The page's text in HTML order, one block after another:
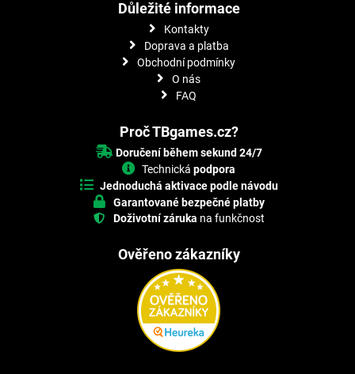
Důležité informace
Kontakty
Doprava a platba
Obchodní podmínky
O nás
FAQ
Proč TBgames.cz?
Doručení během sekund 24/7
Technickápodpora
Jednoduchá aktivace podle návodu
Garantované bezpečné platby
Doživotní záruka na funkčnost
Ověřeno zákazníky